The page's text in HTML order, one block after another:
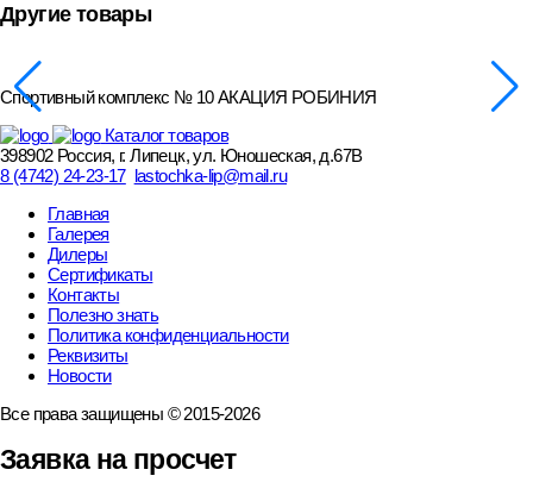
Другие товары
Спортивный комплекс № 10 АКАЦИЯ РОБИНИЯ
Каталог товаров
398902 Россия, г. Липецк, ул. Юношеская, д.67В
8 (4742) 24-23-17 lastochka-lip@mail.ru
Главная
Галерея
Дилеры
Сертификаты
Контакты
Полезно знать
Политика конфиденциальности
Реквизиты
Новости
Все права защищены © 2015-2026
Заявка на просчет